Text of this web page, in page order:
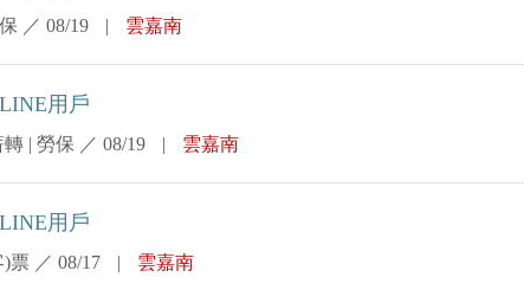
／ 08/19 | 雲嘉南
用戶
轉 | 勞保 ／ 08/19 | 雲嘉南
用戶
)票 ／ 08/17 | 雲嘉南